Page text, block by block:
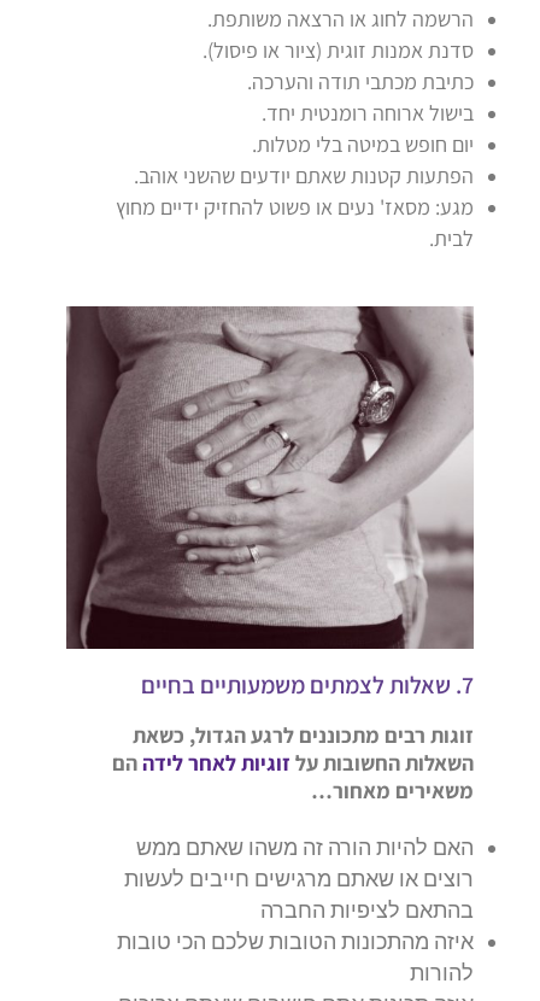
הרשמה לחוג או הרצאה משותפת.
סדנת אמנות זוגית (ציור או פיסול).
כתיבת מכתבי תודה והערכה.
בישול ארוחה רומנטית יחד.
יום חופש במיטה בלי מטלות.
הפתעות קטנות שאתם יודעים שהשני אוהב.
מגע: מסאז' נעים או פשוט להחזיק ידיים מחוץ
לבית.
7. שאלות לצמתים משמעותיים בחיים
זוגות רבים מתכוננים לרגע הגדול, כשאת
השאלות החשובות על זוגיות לאחר לידההם
משאירים מאחור…
האם להיות הורה זה משהו שאתם ממש
רוצים או שאתם מרגישים חייבים לעשות
בהתאם לציפיות החברה
איזה מהתכונות הטובות שלכם הכי טובות
להורות